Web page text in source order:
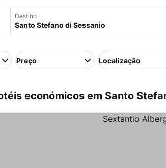
Destino
Preço Localização
económicos em Santo